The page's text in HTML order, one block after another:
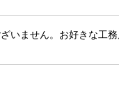
いません。お好きな工